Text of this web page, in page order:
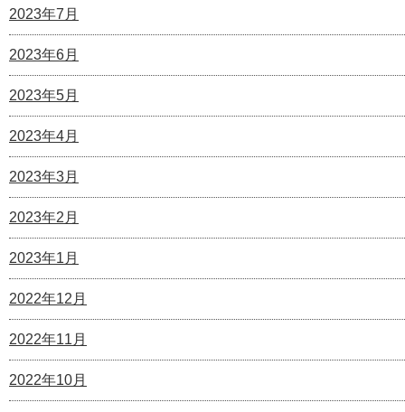
2023年7月
2023年6月
2023年5月
2023年4月
2023年3月
2023年2月
2023年1月
2022年12月
2022年11月
2022年10月